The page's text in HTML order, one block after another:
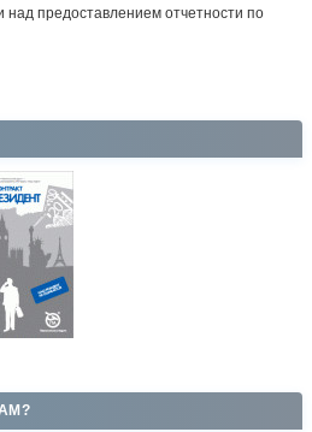
предоставлением отчетности по